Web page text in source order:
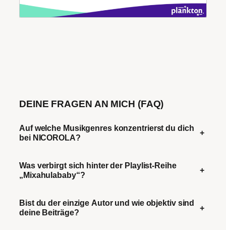
DEINE FRAGEN AN MICH (FAQ)
Auf welche Musikgenres konzentrierst du dich
bei NICOROLA?
+
Was verbirgt sich hinter der Playlist-Reihe
„Mixahulababy“?
+
Bist du der einzige Autor und wie objektiv sind
deine Beiträge?
+